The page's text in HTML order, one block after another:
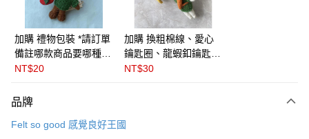
上海商業儲蓄銀行
台北富邦商業銀行
國泰世華商業銀行
兆豐國際商業銀行
臺灣中小企業銀行
台中商業銀行
匯豐（台灣）商業銀行
華泰商業銀行
聯邦商業銀行
遠東國際商業銀行
元大商業銀行
台新國際商業銀行
台灣樂天信用卡公司
華南商業銀行
彰化商業銀行
上海商業儲蓄銀行
台北富邦商業銀行
國泰世華商業銀行
兆豐國際商業銀行
臺灣中小企業銀行
台中商業銀行
匯豐（台灣）商業銀行
元大商業銀行
玉山商業銀行
台新國際商業銀行
Apple Pay
悠遊付
Google Pay
全盈+PAY
ATM付款
加購 禮物包裝 *請訂單
備註哪款商品要哪種包
裝* 🇬🇧英國Felt so
NT$20
加購 換粗棉線、愛心
鑰匙圈、龍蝦釦鑰匙圈
( 三款可選) ＊請在訂
NT$30
品牌
Felt so good 感覺良好王國